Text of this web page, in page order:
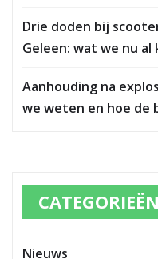
Drie doden bij
Geleen: wat we nu al
Aanhouding na
we weten en hoe
CATEGORIEËN
Nieuws